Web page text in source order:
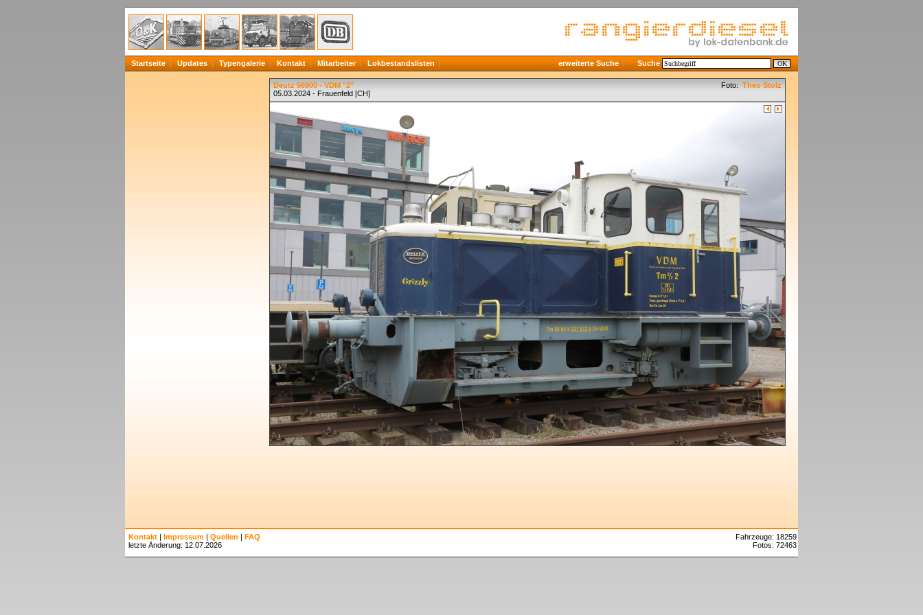
Startseite Updates Typengalerie Kontakt Mitarbeiter Lokbestandslisten erweiterte Suche Suche
Deutz 56900 - VDM "2"
05.03.2024 - Frauenfeld [CH]
Foto: Theo Stolz
Kontakt | Impressum | Quellen | FAQ
letzte Änderung: 12.07.2026
Fahrzeuge: 18259
Fotos: 72463